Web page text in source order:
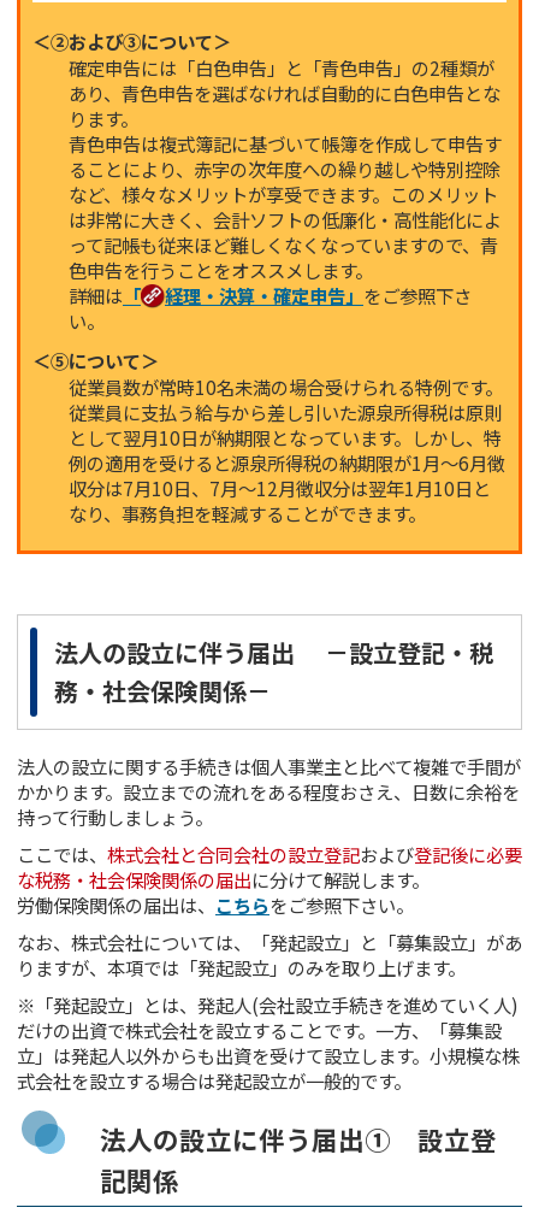
＜②および③について＞
確定申告には「白色申告」と「青色申告」の2種類が
あり、青色申告を選ばなければ自動的に白色申告とな
ります。
青色申告は複式簿記に基づいて帳簿を作成して申告す
ることにより、赤字の次年度への繰り越しや特別控除
など、様々なメリットが享受できます。このメリット
は非常に大きく、会計ソフトの低廉化・高性能化によ
って記帳も従来ほど難しくなくなっていますので、青
色申告を行うことをオススメします。
詳細は 「 経理・決算・確定申告」 をご参照下さ
い。
＜⑤について＞
従業員数が常時10名未満の場合受けられる特例です。
従業員に支払う給与から差し引いた源泉所得税は原則
として翌月10日が納期限となっています。しかし、特
例の適用を受けると源泉所得税の納期限が1月～6月徴
収分は7月10日、7月～12月徴収分は翌年1月10日と
なり、事務負担を軽減することができます。
法人の設立に伴う届出 －設立登記・税
務・社会保険関係－
法人の設立に関する手続きは個人事業主と比べて複雑で手間が
かかります。設立までの流れをある程度おさえ、日数に余裕を
持って行動しましょう。
ここでは、 株式会社と合同会社の設立登記および登記後に必要
な税務・社会保険関係の届出に分けて解説します。
労働保険関係の届出は、 こちらをご参照下さい。
なお、株式会社については、「発起設立」と「募集設立」があ
りますが、本項では「発起設立」のみを取り上げます。
※「発起設立」とは、発起人(会社設立手続きを進めていく人)
だけの出資で株式会社を設立することです。一方、「募集設
立」は発起人以外からも出資を受けて設立します。小規模な株
式会社を設立する場合は発起設立が一般的です。
法人の設立に伴う届出① 設立登
記関係